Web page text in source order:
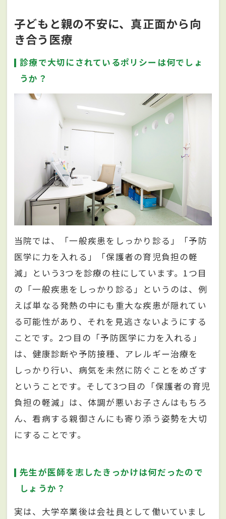
子どもと親の不安に、真正面から向
き合う医療
診療で大切にされているポリシーは何でしょ
うか？
当院では、「一般疾患をしっかり診る」「予防
医学に力を入れる」「保護者の育児負担の軽
減」という3つを診療の柱にしています。1つ目
の「一般疾患をしっかり診る」というのは、例
えば単なる発熱の中にも重大な疾患が隠れてい
る可能性があり、それを見逃さないようにする
ことです。2つ目の「予防医学に力を入れる」
は、健康診断や予防接種、アレルギー治療を
しっかり行い、病気を未然に防ぐことをめざす
ということです。そして3つ目の「保護者の育児
負担の軽減」は、体調が悪いお子さんはもちろ
ん、看病する親御さんにも寄り添う姿勢を大切
にすることです。
先生が医師を志したきっかけは何だったので
しょうか？
実は、大学卒業後は会社員として働いていまし